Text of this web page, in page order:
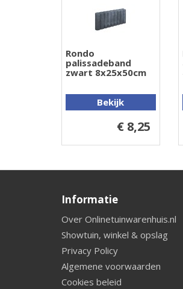
Rondo
palissadeband
zwart 8x25x50cm
Bekijk
€ 8,25
Informatie
Over Onlinetuinwarenhuis.nl
Showtuin, winkel & opslag
Privacy Policy
Algemene voorwaarden
Cookies beleid